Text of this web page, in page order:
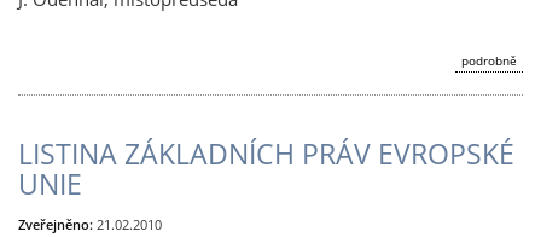
podrobně
LISTINA ZÁKLADNÍCH PRÁV EVROPSKÉ
UNIE
Zveřejněno: 21.02.2010